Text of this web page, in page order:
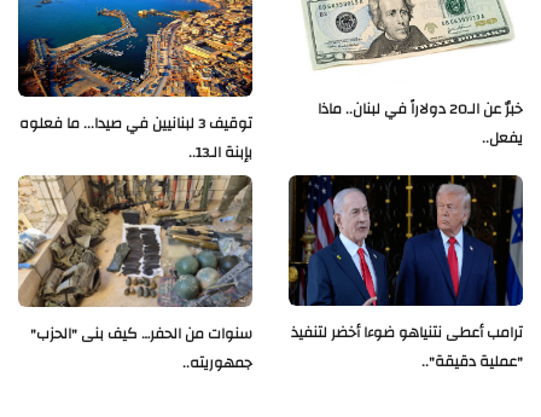
توقيف 3 لبنانيين في صيدا... ما فعلوه
بإبنة الـ13..
خبرٌ عن الـ20 دولاراً في لبنان.. ماذا
يفعل..
سنوات من الحفر… كيف بنى "الحزب"
جمهوريته..
ترامب أعطى نتنياهو ضوءا أخضر لتنفيذ
"عملية دقيقة"..